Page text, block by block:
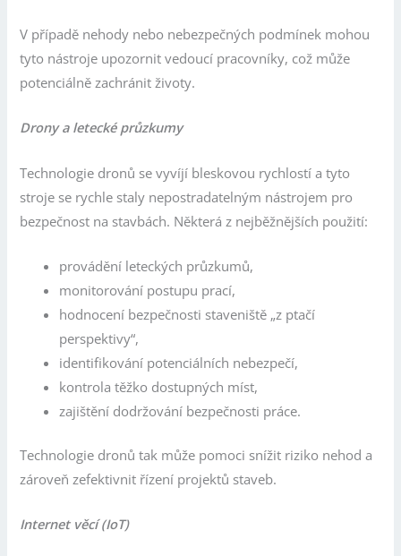
V případě nehody nebo nebezpečných podmínek mohou
tyto nástroje upozornit vedoucí pracovníky, což může
potenciálně zachránit životy.
Drony a letecké průzkumy
Technologie dronů se vyvíjí bleskovou rychlostí a tyto
stroje se rychle staly nepostradatelným nástrojem pro
bezpečnost na stavbách. Některá z nejběžnějších použití:
provádění leteckých průzkumů,
monitorování postupu prací,
hodnocení bezpečnosti staveniště „z ptačí
perspektivy“,
identifikování potenciálních nebezpečí,
kontrola těžko dostupných míst,
zajištění dodržování bezpečnosti práce.
Technologie dronů tak může pomoci snížit riziko nehod a
zároveň zefektivnit řízení projektů staveb.
Internet věcí (IoT)